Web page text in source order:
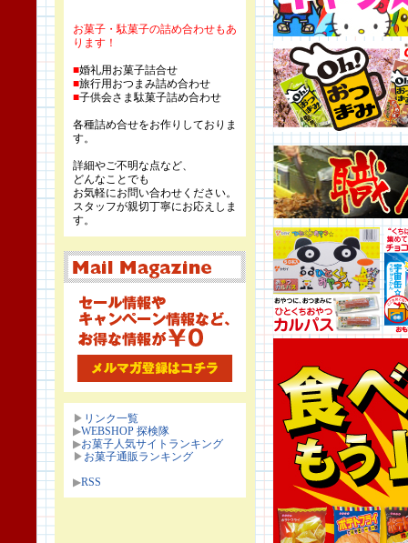
お菓子・駄菓子の詰め合わせもあ
ります！
■婚礼用お菓子詰合せ
■旅行用おつまみ詰め合わせ
■子供会さま駄菓子詰め合わせ
各種詰め合せをお作りしておりま
す。
詳細やご不明な点など、
どんなことでも
お気軽にお問い合わせください。
スタッフが親切丁寧にお応えしま
す。
▶ リンク一覧
▶WEBSHOP 探検隊
▶お菓子人気サイトランキング
▶ お菓子通販ランキング
▶RSS